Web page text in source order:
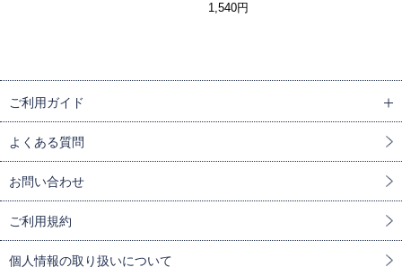
1,540円
ご利用ガイド
よくある質問
お問い合わせ
ご利用規約
個人情報の取り扱いについて